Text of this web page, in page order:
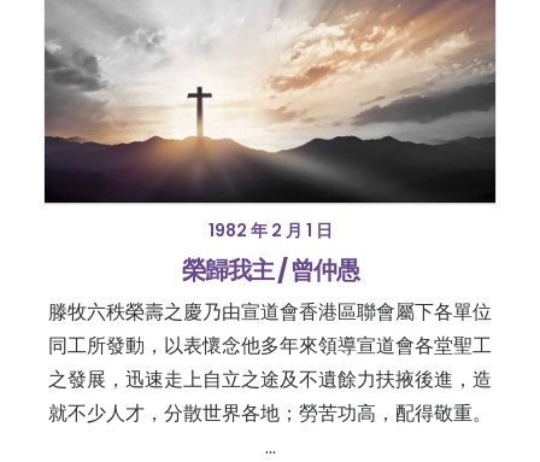
1982 年 2 月 1 日
榮歸我主 / 曾仲愚
滕牧六秩榮壽之慶乃由宣道會香港區聯會屬下各單位
同工所發動，以表懷念他多年來領導宣道會各堂聖工
之發展，迅速走上自立之途及不遺餘力扶掖後進，造
就不少人才，分散世界各地；勞苦功高，配得敬重。
…